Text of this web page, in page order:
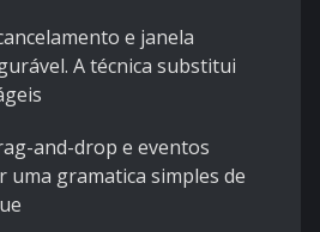
e janela
A técnica substitui
and-drop e eventos
gramatica simples de